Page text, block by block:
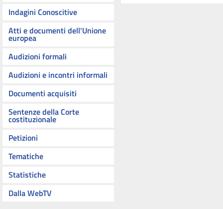
Indagini Conoscitive
Atti e documenti dell'Unione
europea
Audizioni formali
Audizioni e incontri informali
Documenti acquisiti
Sentenze della Corte
costituzionale
Petizioni
Tematiche
Statistiche
Dalla WebTV